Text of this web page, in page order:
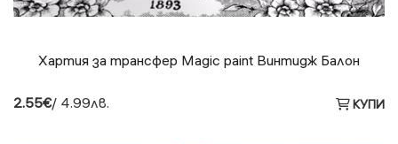
Хартия за трансфер Magic paint Винтидж Балон
2.55€/ 4.99лв. КУПИ